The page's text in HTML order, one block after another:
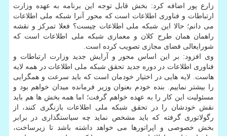
زارع پور اضافه کرد: بخش قابل توجه این برنامه به عهده وزارت
ارتباطات و فناوری اطلاعات است که محور آنرا شبکه ملی اطلاعات
می دانم؛ حالا این شبکه ملی اطلاعات چیست؟ فعلا تمرکز و نقشه
راهمان همان طرح کلان و معماری شبکه ملی اطلاعات است که
شورایعالی فضای مجازی تصویب کرده است.
وی افزود: بر این اساس محور و آرایش جدید وزارت ارتباطات و
فناوری اطلاعات در دوره جدید تحقق شبکه ملی اطلاعات در همه لایه
هاست. لایه هایی در اختیار خودمان است که باید سرعت و همگرایی
را بیشتر نماییم. بنده خودم بعنوان وزیر فرمانده میدان خواهم بود و
مسئولیت این کار را به عهده خواهم گرفت؛ اما همه بخش ها هم باید
نقش خودشان را در تحقق شبکه ملی اطلاعات بازنگری کنند، از
رگولاتوری گرفته که باید مشخص نماید چه سیاستگذاری در برابر
بخش خصوصی و اپراتورها می خواهد داشته باشد تا زیرساخت،